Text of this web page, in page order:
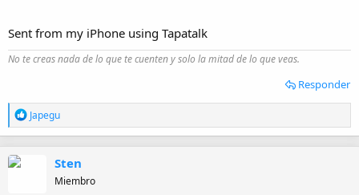
Sent from my iPhone using Tapatalk
No te creas nada de lo que te cuenten y solo la mitad de lo que veas.
Responder
R
e
a
Japegu
Sten
Miembro